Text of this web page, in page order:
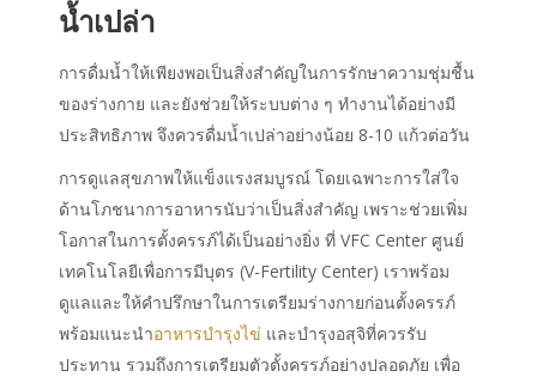
น้ำเปล่า
การดื่มน้ำให้เพียงพอเป็นสิ่งสำคัญในการรักษาความชุ่มชื้น
ของร่างกาย และยังช่วยให้ระบบต่าง ๆ ทำงานได้อย่างมี
ประสิทธิภาพ จึงควรดื่มน้ำเปล่าอย่างน้อย 8-10 แก้วต่อวัน
การดูแลสุขภาพให้แข็งแรงสมบูรณ์ โดยเฉพาะการใส่ใจ
ด้านโภชนาการอาหารนับว่าเป็นสิ่งสำคัญ เพราะช่วยเพิ่ม
โอกาสในการตั้งครรภ์ได้เป็นอย่างยิ่ง ที่ VFC Center ศูนย์
เทคโนโลยีเพื่อการมีบุตร (V-Fertility Center) เราพร้อม
ดูแลและให้คำปรึกษาในการเตรียมร่างกายก่อนตั้งครรภ์
พร้อมแนะนำอาหารบำรุงไข่ และบำรุงอสุจิที่ควรรับ
ประทาน รวมถึงการเตรียมตัวตั้งครรภ์อย่างปลอดภัย เพื่อ